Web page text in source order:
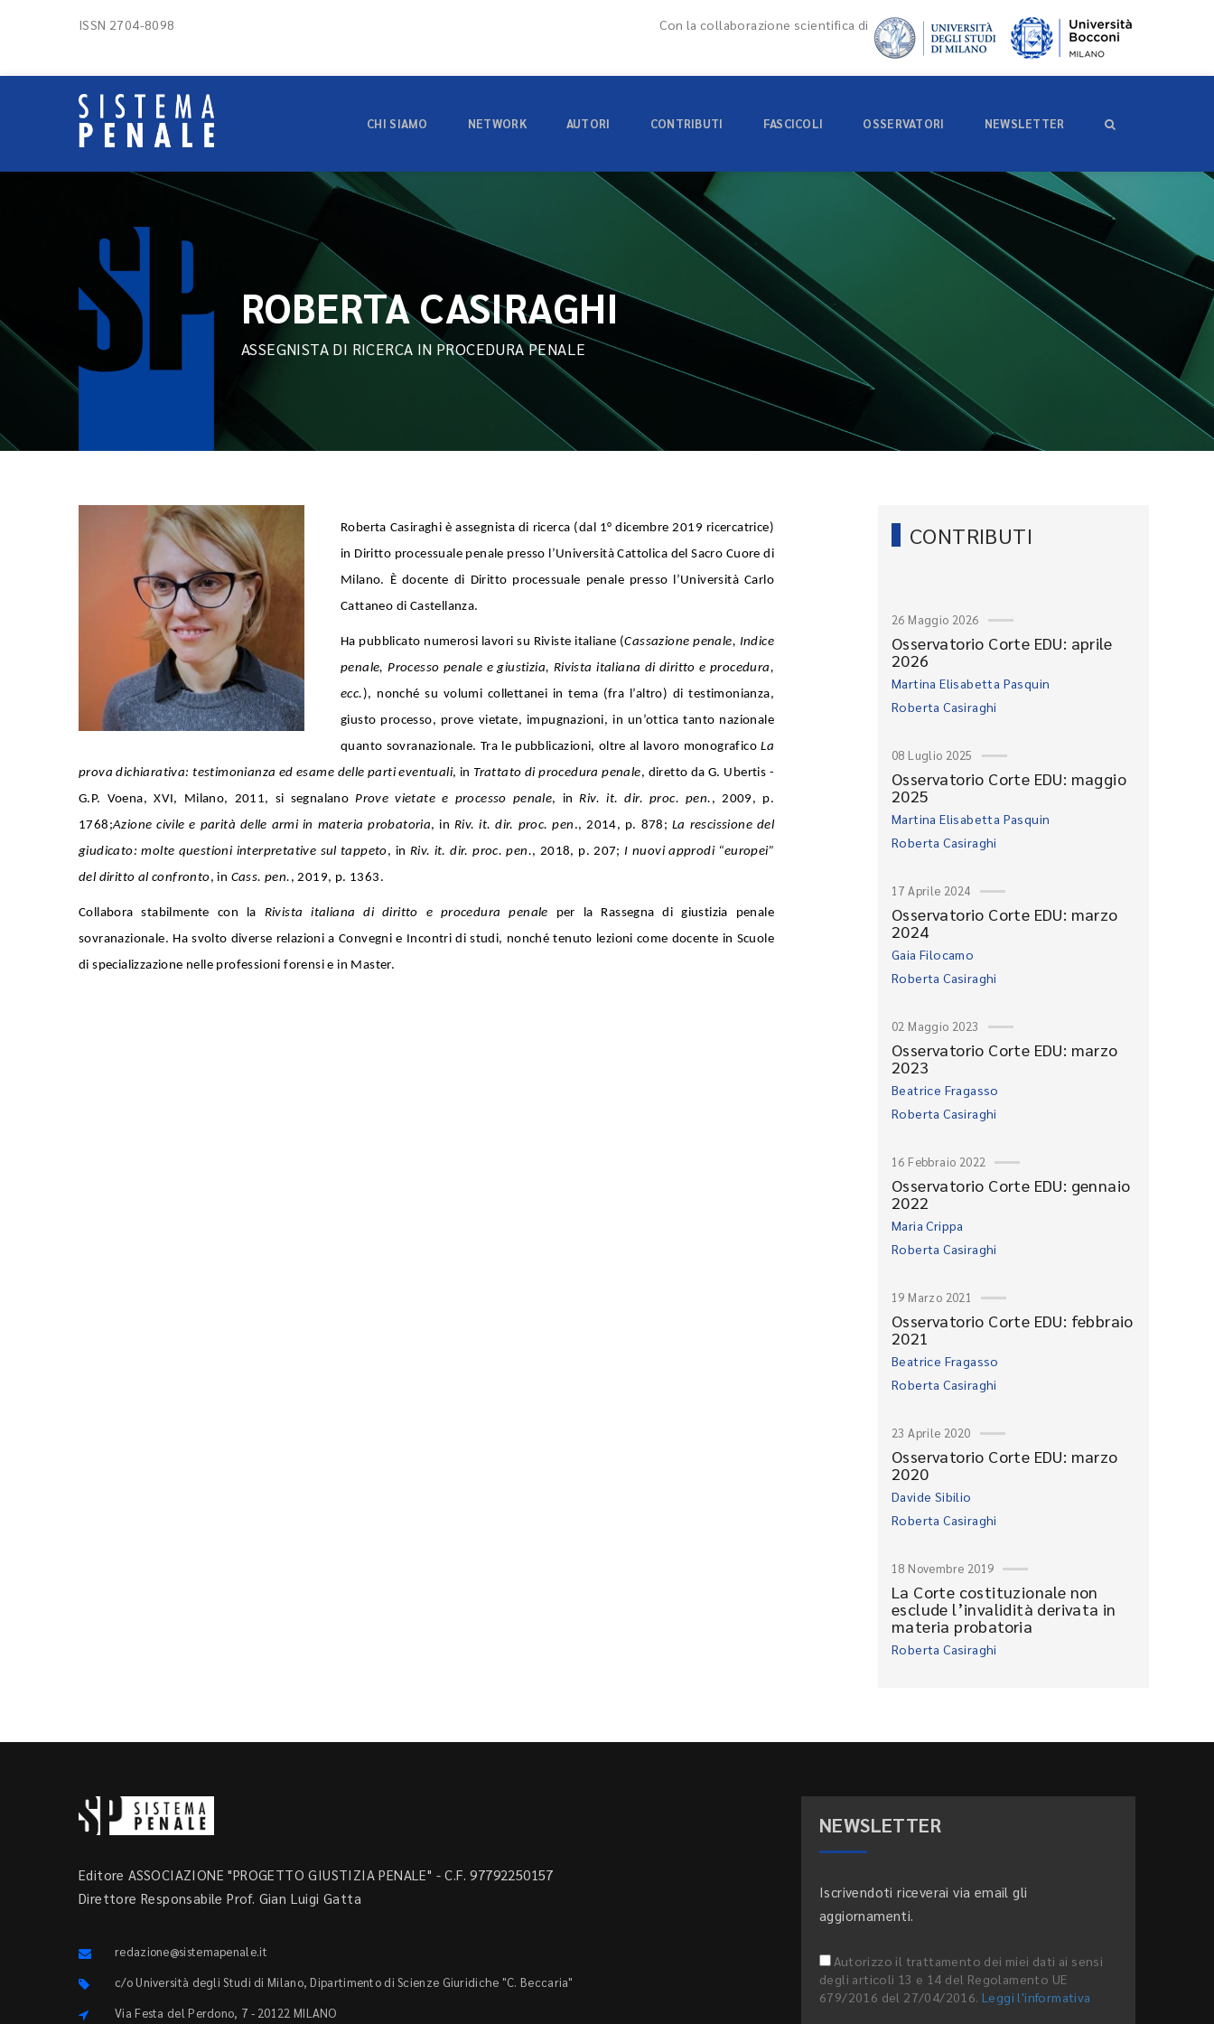
ISSN 2704-8098 Con la collaborazione scientifica di
CHI SIAMO NETWORK AUTORI CONTRIBUTI FASCICOLI OSSERVATORI NEWSLETTER
ROBERTA CASIRAGHI
ASSEGNISTA DI RICERCA IN PROCEDURA PENALE
Roberta Casiraghi è assegnista di ricerca (dal 1° dicembre 2019 ricercatrice)
in Diritto processuale penale presso l’Università Cattolica del Sacro Cuore di
Milano. È docente di Diritto processuale penale presso l’Università Carlo
Cattaneo di Castellanza.
Ha pubblicato numerosi lavori su Riviste italiane (Cassazione penale, Indice
penale, Processo penale e giustizia, Rivista italiana di diritto e procedura,
ecc. ), nonché su volumi collettanei in tema (fra l’altro) di testimonianza,
giusto processo, prove vietate, impugnazioni, in un’ottica tanto nazionale
quanto sovranazionale. Tra le pubblicazioni, oltre al lavoro monograficoLa
prova dichiarativa: testimonianza ed esame delle parti eventuali, inTrattato di procedura penale, diretto da G. Ubertis -
G.P. Voena, XVI, Milano, 2011, si segnalanoProve vietate e processo penale, inRiv. it. dir. proc. pen. , 2009, p.
1768;Azione civile e parità delle armi in materia probatoria, in Riv. it. dir. proc. pen ., 2014, p. 878;La rescissione del
giudicato: molte questioni interpretative sul tappeto, in Riv. it. dir. proc. pen., 2018, p. 207; I nuovi approdi “europei”
del diritto al confronto, in Cass. pen. , 2019, p. 1363.
Collabora stabilmente con la Rivista italiana di diritto e procedura penale per la Rassegna di giustizia penale
sovranazionale. Ha svolto diverse relazioni a Convegni e Incontri di studi, nonché tenuto lezioni come docente in Scuole
di specializzazione nelle professioni forensi e in Master.
CONTRIBUTI
26 Maggio 2026
Osservatorio Corte EDU: aprile
2026
Martina Elisabetta Pasquin
Roberta Casiraghi
08 Luglio 2025
Osservatorio Corte EDU: maggio
2025
Martina Elisabetta Pasquin
Roberta Casiraghi
17 Aprile 2024
Osservatorio Corte EDU: marzo
2024
Gaia Filocamo
Roberta Casiraghi
02 Maggio 2023
Osservatorio Corte EDU: marzo
2023
Beatrice Fragasso
Roberta Casiraghi
16 Febbraio 2022
Osservatorio Corte EDU: gennaio
2022
Maria Crippa
Roberta Casiraghi
19 Marzo 2021
Osservatorio Corte EDU: febbraio
2021
Beatrice Fragasso
Roberta Casiraghi
23 Aprile 2020
Osservatorio Corte EDU: marzo
2020
Davide Sibilio
Roberta Casiraghi
18 Novembre 2019
La Corte costituzionale non
esclude l’invalidità derivata in
materia probatoria
Roberta Casiraghi
Editore ASSOCIAZIONE "PROGETTO GIUSTIZIA PENALE" - C.F. 97792250157
Direttore Responsabile Prof. Gian Luigi Gatta
redazione@sistemapenale.it
c/o Università degli Studi di Milano, Dipartimento di Scienze Giuridiche "C. Beccaria"
Via Festa del Perdono, 7 - 20122 MILANO
NEWSLETTER
Iscrivendoti riceverai via email gli
aggiornamenti.
Autorizzo il trattamento dei miei dati ai sensi
degli articoli 13 e 14 del Regolamento UE
679/2016 del 27/04/2016. Leggi l'informativa